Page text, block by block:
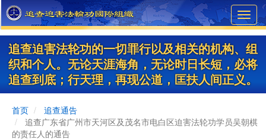
Skip
to
main
content
追查迫害法轮功的一切罪行以及相关的机构、组
织和个人。无论天涯海角，无论时日长短，必将
追查到底；行天理，再现公道，匡扶人间正义。
首页
追查通告
追查广东省广州市天河区及茂名市电白区迫害法轮功学员吴朝棋
的责任人的通告